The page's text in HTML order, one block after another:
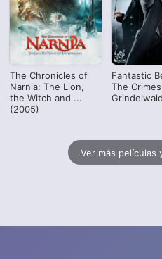
The Chronicles of
Narnia: The Lion,
the Witch and ...
(2005)
Fantastic
The
Ver más películas